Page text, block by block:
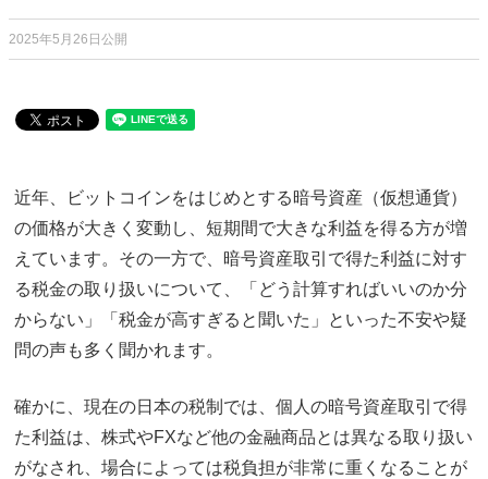
2025年5月26日公開
近年、ビットコインをはじめとする暗号資産（仮想通貨）
の価格が大きく変動し、短期間で大きな利益を得る方が増
えています。その一方で、暗号資産取引で得た利益に対す
る税金の取り扱いについて、「どう計算すればいいのか分
からない」「税金が高すぎると聞いた」といった不安や疑
問の声も多く聞かれます。
確かに、現在の日本の税制では、個人の暗号資産取引で得
た利益は、株式やFXなど他の金融商品とは異なる取り扱い
がなされ、場合によっては税負担が非常に重くなることが